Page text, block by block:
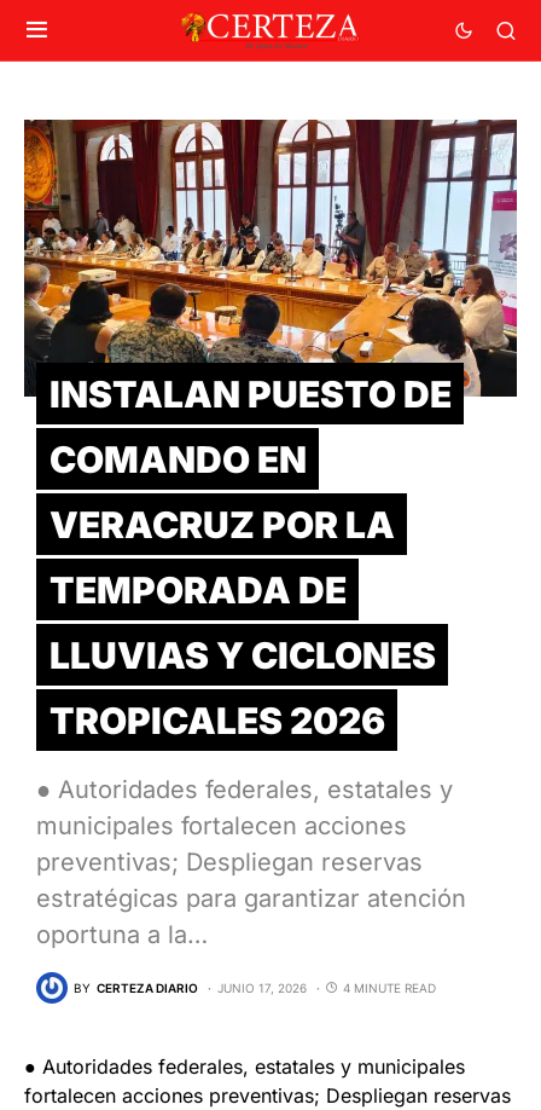
INSTALAN PUESTO DE
COMANDO EN
VERACRUZ POR LA
TEMPORADA DE
LLUVIAS Y CICLONES
TROPICALES 2026
● Autoridades federales, estatales y
municipales fortalecen acciones
preventivas; Despliegan reservas
estratégicas para garantizar atención
oportuna a la…
BY CERTEZA DIARIO JUNIO 17, 2026 4 MINUTE READ
● Autoridades federales, estatales y municipales
fortalecen acciones preventivas; Despliegan reservas